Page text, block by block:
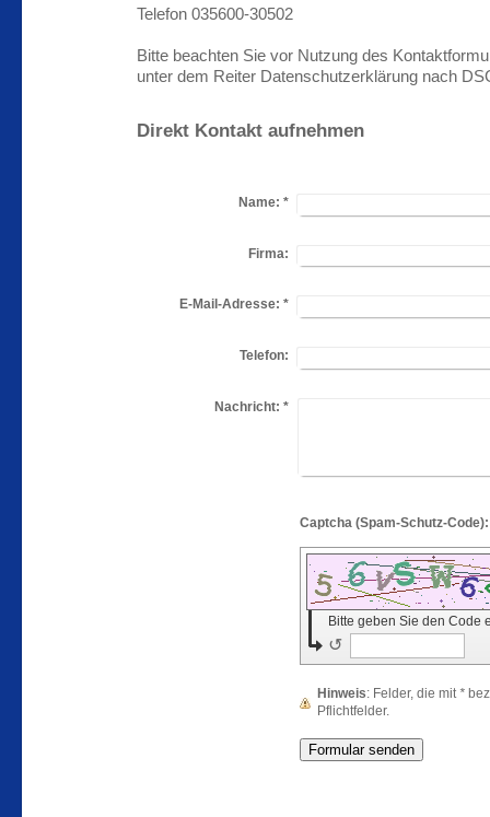
Telefon 035600-30502
Bitte beachten Sie vor Nutzung des
unter dem Reiter Datenschutzerklärung nach
Direkt Kontakt aufnehmen
Name: *
Firma:
E-Mail-Adresse: *
Telefon:
Nachricht: *
Bitte geben Sie den Code
↺
Hinweis : Felder, die mit *
Pflichtfelder.